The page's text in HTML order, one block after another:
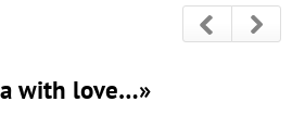
with love…»